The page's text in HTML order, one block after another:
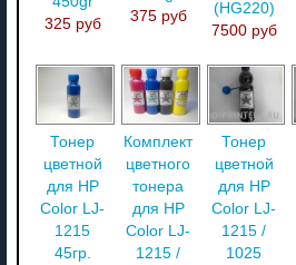
325 руб
375 руб
(HG220)
7500 руб
Тонер
цветной
для HP
Color LJ-
1215
45гр.
Комплект
цветного
тонера
для HP
Color LJ-
1215 /
Тонер
цветной
для HP
Color LJ-
1215 /
1025